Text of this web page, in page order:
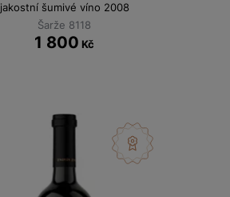
jakostní šumivé víno 2008
Šarže 8118
1 800 Kč